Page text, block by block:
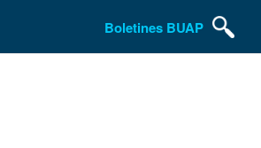
Boletines BUAP